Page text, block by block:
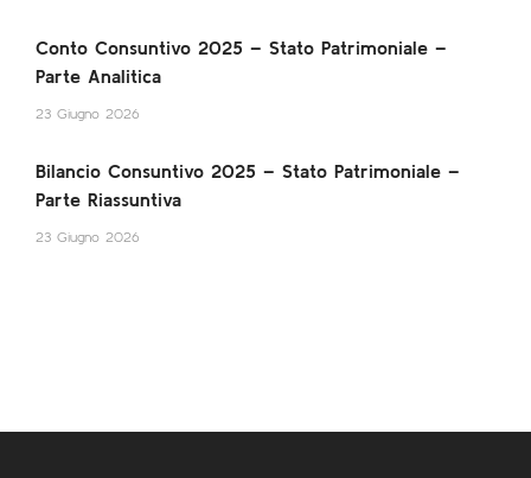
Conto Consuntivo 2025 – Stato Patrimoniale –
Parte Analitica
23 Giugno 2026
Bilancio Consuntivo 2025 – Stato Patrimoniale –
Parte Riassuntiva
23 Giugno 2026